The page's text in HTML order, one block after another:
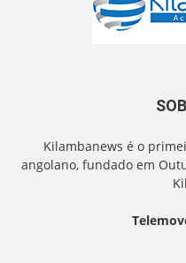
Kilambanews é o
angolano, fundado em